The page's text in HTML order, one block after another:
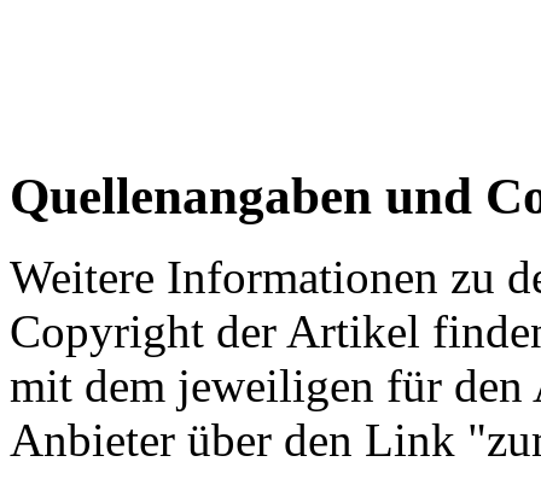
Quellenangaben und
Weitere Informationen zu
Copyright der Artikel
mit dem jeweiligen für
Anbieter über den Link